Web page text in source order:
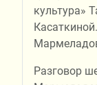
культура»
Разговор